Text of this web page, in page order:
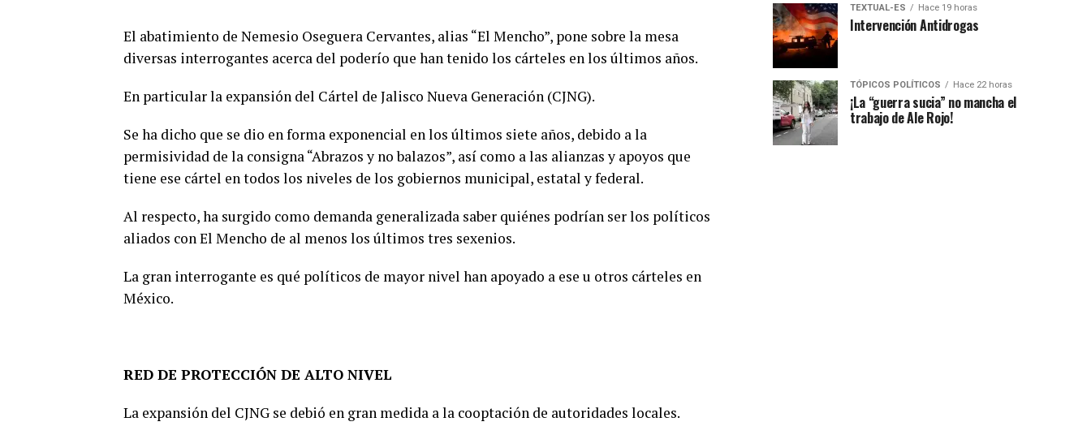
El abatimiento de Nemesio Oseguera Cervantes, alias “El Mencho”, pone sobre la mesa
diversas interrogantes acerca del poderío que han tenido los cárteles en los últimos años.
En particular la expansión del Cártel de Jalisco Nueva Generación (CJNG).
Se ha dicho que se dio en forma exponencial en los últimos siete años, debido a la
permisividad de la consigna “Abrazos y no balazos”, así como a las alianzas y apoyos que
tiene ese cártel en todos los niveles de los gobiernos municipal, estatal y federal.
Al respecto, ha surgido como demanda generalizada saber quiénes podrían ser los políticos
aliados con El Mencho de al menos los últimos tres sexenios.
La gran interrogante es qué políticos de mayor nivel han apoyado a ese u otros cárteles en
México.
RED DE PROTECCIÓN DE ALTO NIVEL
La expansión del CJNG se debió en gran medida a la cooptación de autoridades locales.
TEXTUAL-ES Hace 19 horas
Intervención Antidrogas
TÓPICOS POLÍTICOS Hace 22 horas
¡La “guerra sucia” no mancha el
trabajo de Ale Rojo!